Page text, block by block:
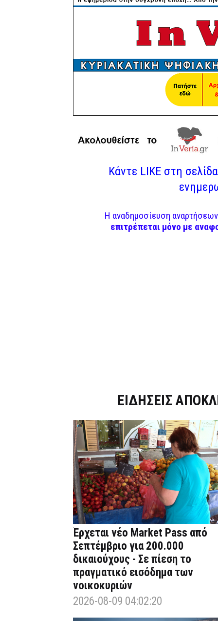
Κάντε LIKE στη
Η αναδημοσίευση
επιτρέπεται μόνο με
ΕΙΔΗΣΕΙΣ
Έρχεται νέο Market Pass από
Σεπτέμβριο για 200.000
δικαιούχους - Σε πίεση το
πραγματικό εισόδημα των
νοικοκυριών
2026-08-09 04:02:20